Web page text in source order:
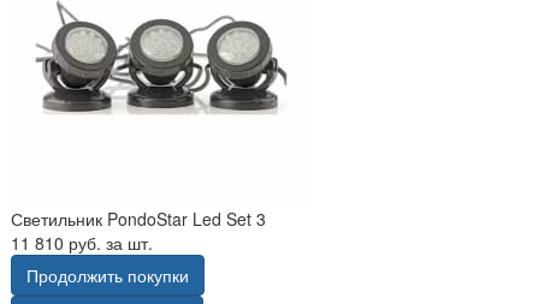
Светильник PondoStar Led Set 3
11 810 руб. за шт.
Продолжить покупки